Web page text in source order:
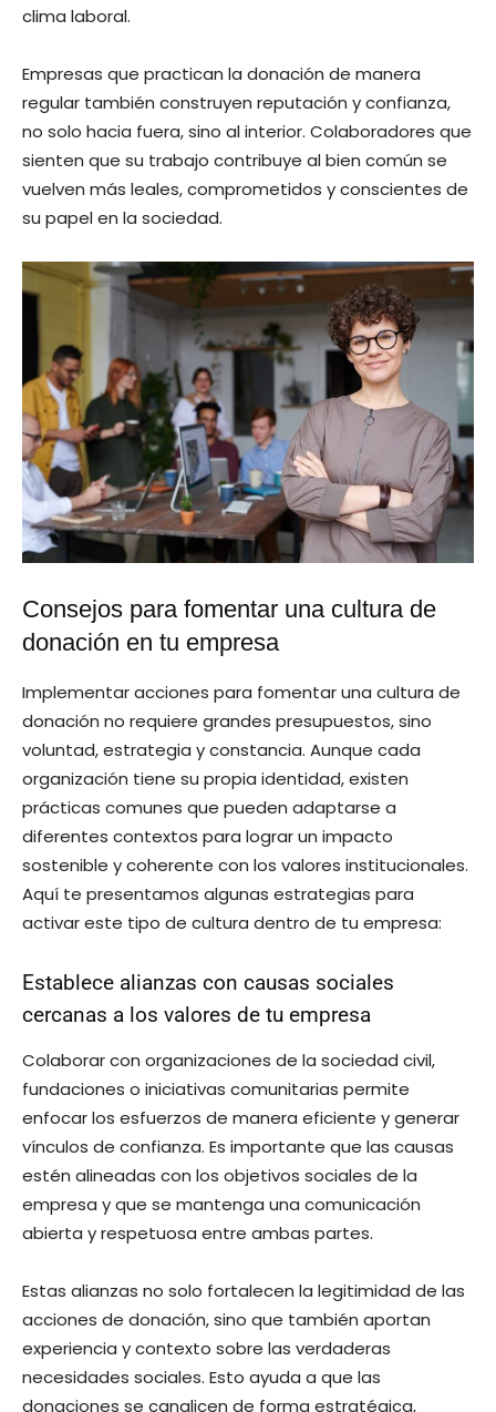
clima laboral.
Empresas que practican la donación de manera
regular también construyen reputación y confianza,
no solo hacia fuera, sino al interior. Colaboradores que
sienten que su trabajo contribuye al bien común se
vuelven más leales, comprometidos y conscientes de
su papel en la sociedad.
Consejos para fomentar una cultura de
donación en tu empresa
Implementar acciones para fomentar una cultura de
donación no requiere grandes presupuestos, sino
voluntad, estrategia y constancia. Aunque cada
organización tiene su propia identidad, existen
prácticas comunes que pueden adaptarse a
diferentes contextos para lograr un impacto
sostenible y coherente con los valores institucionales.
Aquí te presentamos algunas estrategias para
activar este tipo de cultura dentro de tu empresa:
Establece alianzas con causas sociales
cercanas a los valores de tu empresa
Colaborar con organizaciones de la sociedad civil,
fundaciones o iniciativas comunitarias permite
enfocar los esfuerzos de manera eficiente y generar
vínculos de confianza. Es importante que las causas
estén alineadas con los objetivos sociales de la
empresa y que se mantenga una comunicación
abierta y respetuosa entre ambas partes.
Estas alianzas no solo fortalecen la legitimidad de las
acciones de donación, sino que también aportan
experiencia y contexto sobre las verdaderas
necesidades sociales. Esto ayuda a que las
donaciones se canalicen de forma estratégica,